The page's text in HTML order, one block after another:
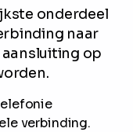
onderdeel
naar
aansluiting op
verbinding.